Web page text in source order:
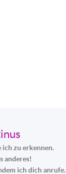
ich zu erkennen.
anderes!
ich dich anrufe.